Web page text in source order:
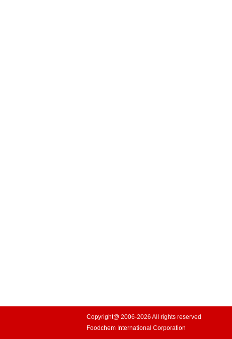
Copyright@ 2006-2026 All rights reserved
Foodchem International Corporation